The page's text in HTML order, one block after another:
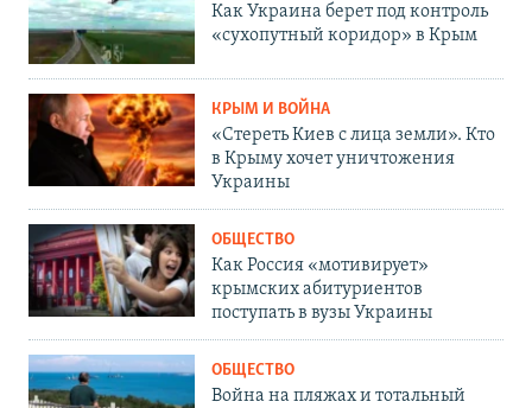
Как Украина берет под контроль
«сухопутный коридор» в Крым
КРЫМ И ВОЙНА
«Стереть Киев с лица земли». Кто
в Крыму хочет уничтожения
Украины
ОБЩЕСТВО
Как Россия «мотивирует»
крымских абитуриентов
поступать в вузы Украины
ОБЩЕСТВО
Война на пляжах и тотальный